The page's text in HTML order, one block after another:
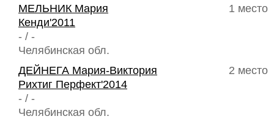
1 место
МЕЛЬНИК Мария
Кенди'2011
- / -
Челябинская обл.
2 место
ДЕЙНЕГА Мария-Виктория
Рихтиг Перфект'2014
- / -
Челябинская обл.